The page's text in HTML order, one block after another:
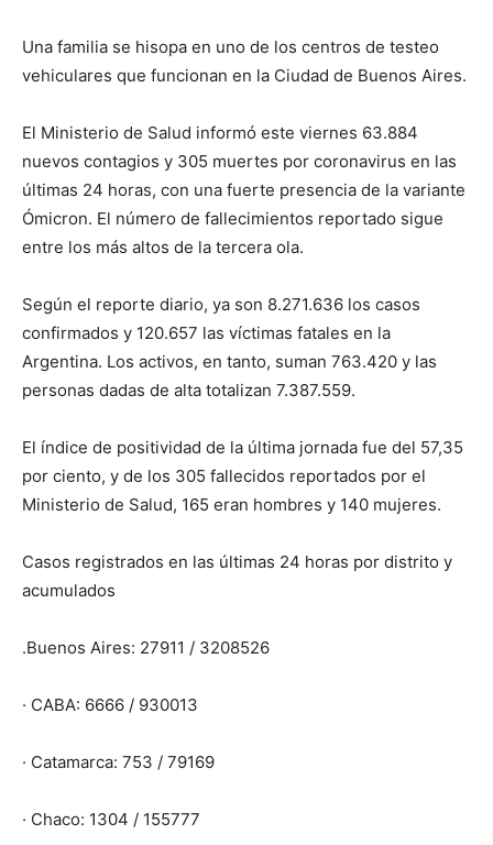
Una familia se hisopa en uno de los centros de testeo
vehiculares que funcionan en la Ciudad de Buenos Aires.
El Ministerio de Salud informó este viernes 63.884
nuevos contagios y 305 muertes por coronavirus en las
últimas 24 horas, con una fuerte presencia de la variante
Ómicron. El número de fallecimientos reportado sigue
entre los más altos de la tercera ola.
Según el reporte diario, ya son 8.271.636 los casos
confirmados y 120.657 las víctimas fatales en la
Argentina. Los activos, en tanto, suman 763.420 y las
personas dadas de alta totalizan 7.387.559.
El índice de positividad de la última jornada fue del 57,35
por ciento, y de los 305 fallecidos reportados por el
Ministerio de Salud, 165 eran hombres y 140 mujeres.
Casos registrados en las últimas 24 horas por distrito y
acumulados
.Buenos Aires: 27911 / 3208526
· CABA: 6666 / 930013
· Catamarca: 753 / 79169
· Chaco: 1304 / 155777